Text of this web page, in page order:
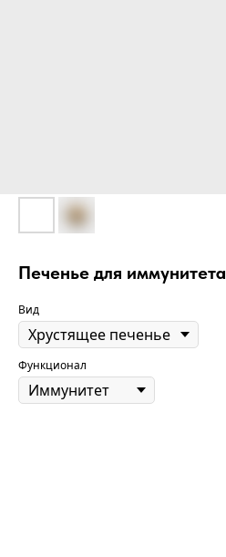
Печенье для иммунитета
Вид
Функционал